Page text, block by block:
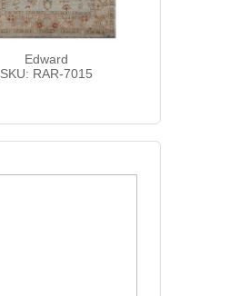
Edward
SKU: RAR-7015